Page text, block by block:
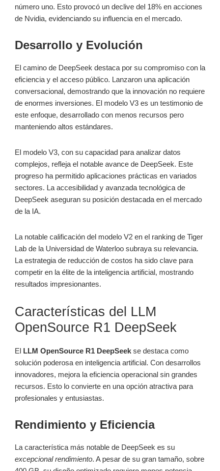
número uno. Esto provocó un declive del 18% en acciones
de Nvidia, evidenciando su influencia en el mercado.
Desarrollo y Evolución
El camino de DeepSeek destaca por su compromiso con la
eficiencia y el acceso público. Lanzaron una aplicación
conversacional, demostrando que la innovación no requiere
de enormes inversiones. El modelo V3 es un testimonio de
este enfoque, desarrollado con menos recursos pero
manteniendo altos estándares.
El modelo V3, con su capacidad para analizar datos
complejos, refleja el notable avance de DeepSeek. Este
progreso ha permitido aplicaciones prácticas en variados
sectores. La accesibilidad y avanzada tecnológica de
DeepSeek aseguran su posición destacada en el mercado
de la IA.
La notable calificación del modelo V2 en el ranking de Tiger
Lab de la Universidad de Waterloo subraya su relevancia.
La estrategia de reducción de costos ha sido clave para
competir en la élite de la inteligencia artificial, mostrando
resultados impresionantes.
Características del LLM
OpenSource R1 DeepSeek
El LLM OpenSource R1 DeepSeek se destaca como
solución poderosa en inteligencia artificial. Con desarrollos
innovadores, mejora la eficiencia operacional sin grandes
recursos. Esto lo convierte en una opción atractiva para
profesionales y entusiastas.
Rendimiento y Eficiencia
La característica más notable de DeepSeek es su
excepcional rendimiento. A pesar de su gran tamaño, sobre